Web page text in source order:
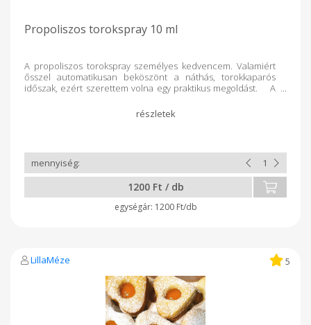
Propoliszos torokspray 10 ml
A propoliszos torokspray személyes kedvencem. Valamiért
ősszel automatikusan beköszönt a náthás, torokkaparós
időszak, ezért szerettem volna egy praktikus megoldást. A
fájdalmat csillapít. Nagyon hamar kifejti a hatását. A spray
verzió rögtön alkalmazható, nem kell hígítani, csak minden
valljuk be, ebben az időszakban pont erre van szükség, és
ráadásul természetes. Sokan nem szeretik a propolisz ízét,
de ezt a verziót sokkal hamarabb megszereti és megszokja
az ember. Én kimondottan szeretem az ízét. Próbáld ki, ha
gyors segítségre van szükséged!
1200 Ft / db
1200 Ft/db
LillaMéze 5